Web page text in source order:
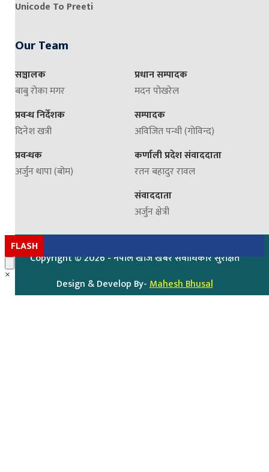
Unicode To Preeti
Our Team
सञ्चालक
बाबु रोका मगर
प्रवन्ध निर्देशक
दिनेश खत्री
प्रवन्धक
अर्जुन थापा (बोम)
प्रधान सम्पादक
मदन पोखरेल
सम्पादक
अविजित पन्थी (गोविन्द)
कर्णाली प्रदेश संवाददाता
रतन बहादुर रावल
संवाददाता
अर्जुन क्षेत्री
Copyright ©2026- नेपाल खोज खबर सर्वाधिकार सुरक्षित
Design & Develop By-Mahesh Bhusal
FLASH
×